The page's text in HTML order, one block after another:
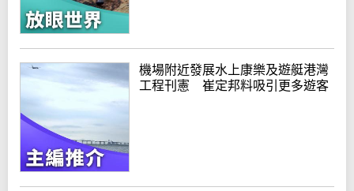
機場附近發展水上康樂及遊艇港灣
工程刊憲 崔定邦料吸引更多遊客